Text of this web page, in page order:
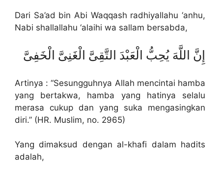
Dari Sa’ad bin Abi Waqqash radhiyallahu ‘anhu,
Nabi shallallahu ‘alaihi wa sallam bersabda,
إِنَّ اللَّهَ يُحِبُّ الْعَبْدَ التَّقِىَّ الْغَنِىَّ الْخَفِىَّ
Artinya : “Sesungguhnya Allah mencintai hamba
yang bertakwa, hamba yang hatinya selalu
merasa cukup dan yang suka mengasingkan
diri.” (HR. Muslim, no. 2965)
Yang dimaksud dengan al-khafi dalam hadits
adalah,